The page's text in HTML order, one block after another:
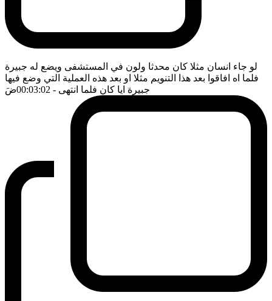
لو جاء انسان مثلا كان محدثا ولون في المستشفى ويضع له جبيرة
فلما اه افاقوا بعد هذا التنويم مثلا او بعد هذه العملية التي وضع فيها
جبيرة ايا كان فلما انتهى - 00:03:02 ضَ